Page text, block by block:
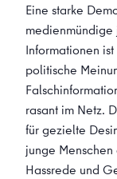
Eine starke
medienmündige
Informationen
politische
rasant im Netz.
für gezielte
junge
Hassrede und